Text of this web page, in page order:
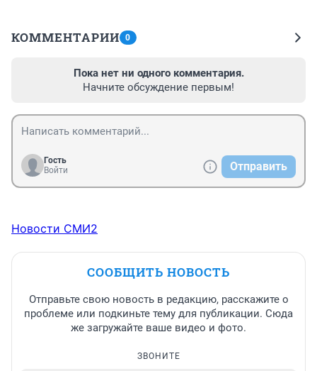
КОММЕНТАРИИ 0
Пока нет ни одного комментария.
Начните обсуждение первым!
Гость
Войти
Отправить
Новости СМИ2
СООБЩИТЬ НОВОСТЬ
Отправьте свою новость в редакцию, расскажите о
проблеме или подкиньте тему для публикации. Сюда
же загружайте ваше видео и фото.
ЗВОНИТЕ